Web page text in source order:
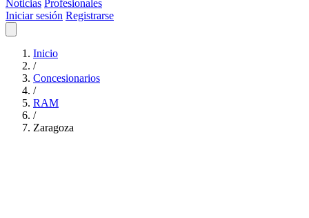
Noticias Profesionales
Iniciar sesión Registrarse
Inicio
/
Concesionarios
/
RAM
/
Zaragoza